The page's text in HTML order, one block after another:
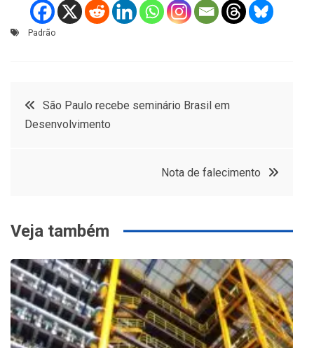
Padrão
Navegação
São Paulo recebe seminário Brasil em
Desenvolvimento
Nota de falecimento
Veja também